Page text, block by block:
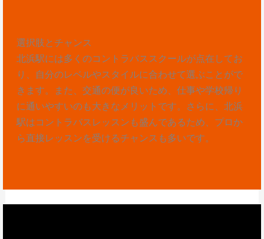
選択肢とチャンス
北浜駅には多くのコントラバススクールが点在してお
り、自分のレベルやスタイルに合わせて選ぶことがで
きます。また、交通の便が良いため、仕事や学校帰り
に通いやすいのも大きなメリットです。さらに、北浜
駅はコントラバスレッスンも盛んであるため、プロか
ら直接レッスンを受けるチャンスも多いです。